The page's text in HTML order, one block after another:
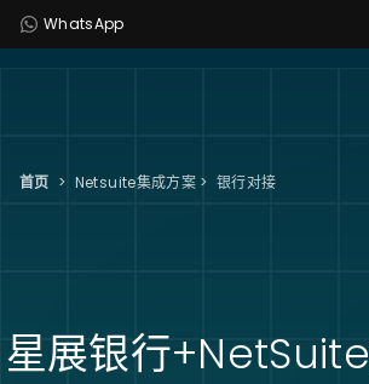
WhatsApp
首页 > Netsuite集成方案> 银行对接
星展银行+NetSuite